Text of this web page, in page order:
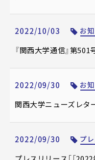
2022/10/03 お
『関西大学通信』第
2022/09/30 お
関西大学ニューズレタ
2022/09/30 プ